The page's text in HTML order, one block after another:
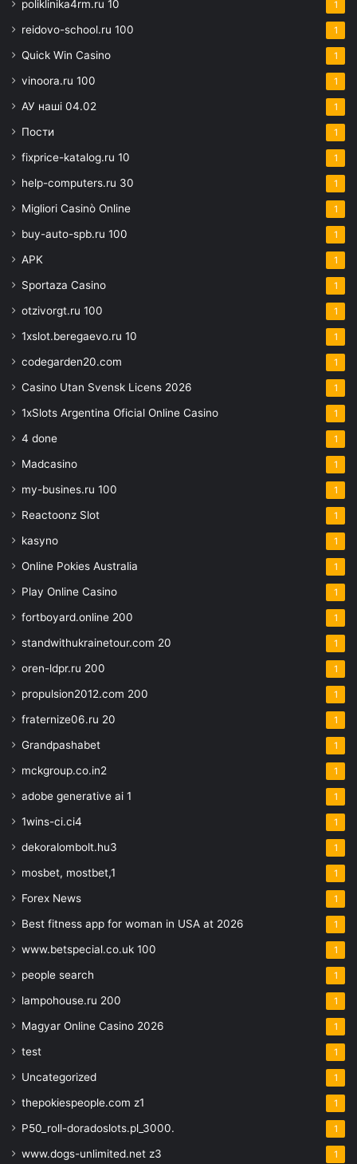
poliklinika4rm.ru 10 1
reidovo-school.ru 100 1
Quick Win Casino 1
vinoora.ru 100 1
АУ наші 04.02 1
Пости 1
fixprice-katalog.ru 10 1
help-computers.ru 30 1
Migliori Casinò Online 1
buy-auto-spb.ru 100 1
APK 1
Sportaza Casino 1
otzivorgt.ru 100 1
1xslot.beregaevo.ru 10 1
codegarden20.com 1
Casino Utan Svensk Licens 2026 1
1xSlots Argentina Oficial Online Casino 1
4 done 1
Madcasino 1
my-busines.ru 100 1
Reactoonz Slot 1
kasyno 1
Online Pokies Australia 1
Play Online Casino 1
fortboyard.online 200 1
standwithukrainetour.com 20 1
oren-ldpr.ru 200 1
propulsion2012.com 200 1
fraternize06.ru 20 1
Grandpashabet 1
mckgroup.co.in2 1
adobe generative ai 1 1
1wins-ci.ci4 1
dekoralombolt.hu3 1
mosbet, mostbet,1 1
Forex News 1
Best fitness app for woman in USA at 2026 1
www.betspecial.co.uk 100 1
people search 1
lampohouse.ru 200 1
Magyar Online Casino 2026 1
test 1
Uncategorized 1
thepokiespeople.com z1 1
P50_roll-doradoslots.pl_3000. 1
www.dogs-unlimited.net z3 1